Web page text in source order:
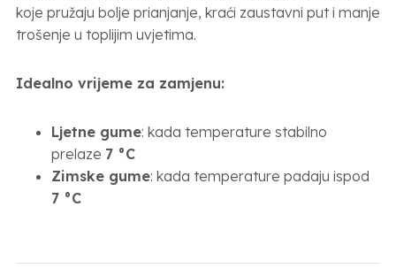
koje pružaju bolje prianjanje, kraći zaustavni put i manje
trošenje u toplijim uvjetima.
Idealno vrijeme za zamjenu:
Ljetne gume: kada temperature stabilno
prelaze 7 °C
Zimske gume: kada temperature padaju ispod
7 °C